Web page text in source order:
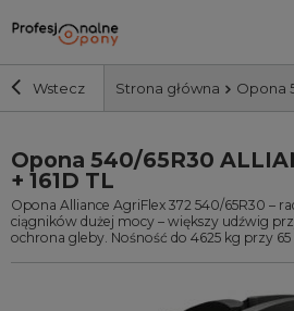
Wstecz Strona główna Opona
Szerokość i profil
Średnica
Opona 540/65R30
+ 161D TL
Opona Alliance AgriFlex 372 540/65R30 –
ciągników dużej mocy – większy udźwig
ochrona gleby. Nośność do 4625 kg przy